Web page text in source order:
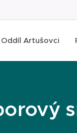
Oddíl Artušovci